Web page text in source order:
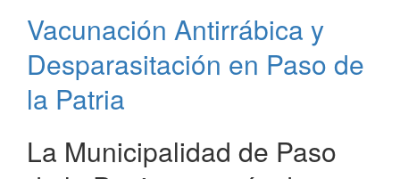
Vacunación Antirrábica y
Desparasitación en Paso de
la Patria
La Municipalidad de Paso